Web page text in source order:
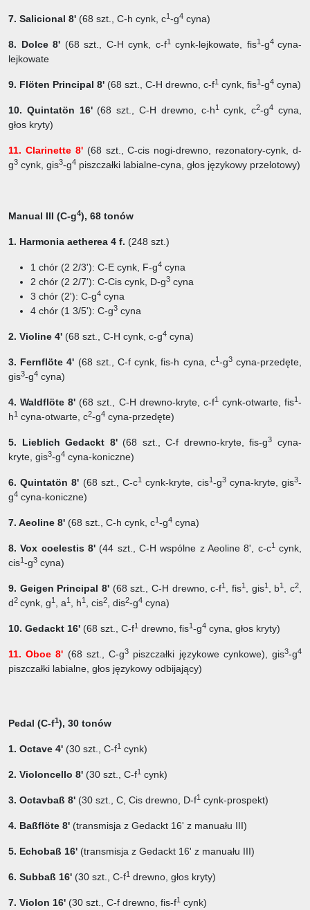
7. Salicional 8' (68 szt., C-h cynk, c1-g4 cyna)
8. Dolce 8' (68 szt., C-H cynk, c-f1cynk-lejkowate, fis1-g4 cyna-
lejkowate
9. Flöten Principal 8' (68 szt., C-H drewno, c-f1 cynk, fis1-g4 cyna)
10. Quintatön 16' (68 szt., C-H drewno, c-h1cynk, c2-g4 cyna,
głos kryty)
11. Clarinette 8' (68 szt.,
C-cis nogi-drewno, rezonatory-cynk, d-
g3 cynk, gis3-g4 piszczałki labialne-cyna, głos językowy przelotowy)
Manual III (C-g4), 68 tonów
1. Harmonia aetherea 4 f. (248 szt.)
1 chór (2 2/3'): C-E cynk, F-g4 cyna
2 chór (2 2/7'): C-Cis cynk, D-g3 cyna
3 chór (2'): C-g4 cyna
4 chór (1 3/5'): C-g3 cyna
2. Violine 4' (68 szt., C-H cynk, c-g4 cyna)
3. Fernflöte 4' (68 szt., C-f cynk, fis-h cyna, c1-g3cyna-przedęte,
gis3-g4 cyna)
4. Waldflöte 8' (68 szt., C-H drewno-kryte, c-f1cynk-otwarte, fis1-
h1 cyna-otwarte, c2-g4 cyna-przedęte)
5. Lieblich Gedackt 8' (68 szt., C-f drewno-kryte, fis-g3
cyna-
kryte, gis3-g4 cyna-koniczne)
6. Quintatön 8' (68 szt., C-c1 cynk-kryte, cis1-g3cyna-kryte, gis3-
g4 cyna-koniczne)
7. Aeoline 8' (68 szt., C-h cynk, c1-g4 cyna)
8. Vox coelestis 8' (44 szt., C-H wspólne z Aeoline 8', c-c1cynk,
cis1-g3 cyna)
9. Geigen Principal 8' (68 szt., C-H drewno, c-f1 , fis1 , gis1, b1 , c2
d2 cynk, g1 , a1 , h1 , cis2 , dis2-g4 cyna)
10. Gedackt 16' (68 szt., C-f1 drewno, fis1-g4 cyna, głos kryty)
11. Oboe 8' (68 szt., C-g3 piszczałki językowe cynkowe), gis3-g4
piszczałki labialne, głos językowy odbijający)
Pedal (C-f1), 30 tonów
1. Octave 4' (30 szt., C-f1 cynk)
2. Violoncello 8' (30 szt., C-f1 cynk)
3. Octavbaß 8' (30 szt., C, Cis drewno, D-f1 cynk-prospekt)
4. Baßflöte 8' (transmisja z Gedackt 16' z manuału III)
5. Echobaß 16' (transmisja z Gedackt 16' z manuału III)
6. Subbaß 16' (30 szt., C-f1 drewno, głos kryty)
7. Violon 16' (30 szt., C-f drewno, fis-f1 cynk)